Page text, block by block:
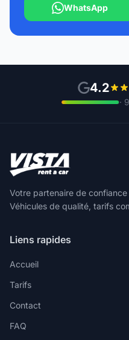
WhatsApp
4.2
·
Votre partenaire de
Véhicules de qualité, tarifs
Liens rapides
Accueil
Tarifs
Contact
FAQ